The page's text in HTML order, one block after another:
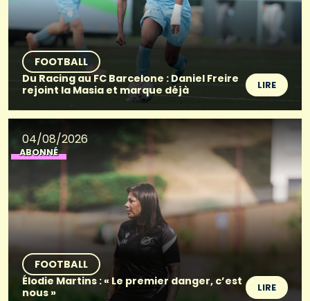
FOOTBALL
Du Racing au FC Barcelone : Daniel Freire
rejoint la Masia et marque déjà
LIRE
04/08/2026
ABONNÉ
FOOTBALL
Élodie Martins : « Le premier danger, c’est
nous »
LIRE